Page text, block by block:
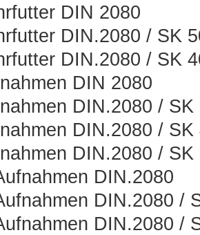
DIN 2080
DIN.2080 / SK
DIN.2080 / SK
DIN 2080
DIN.2080 / SK
DIN.2080 / SK
DIN.2080 / SK
DIN.2080
DIN.2080 /
DIN.2080 /